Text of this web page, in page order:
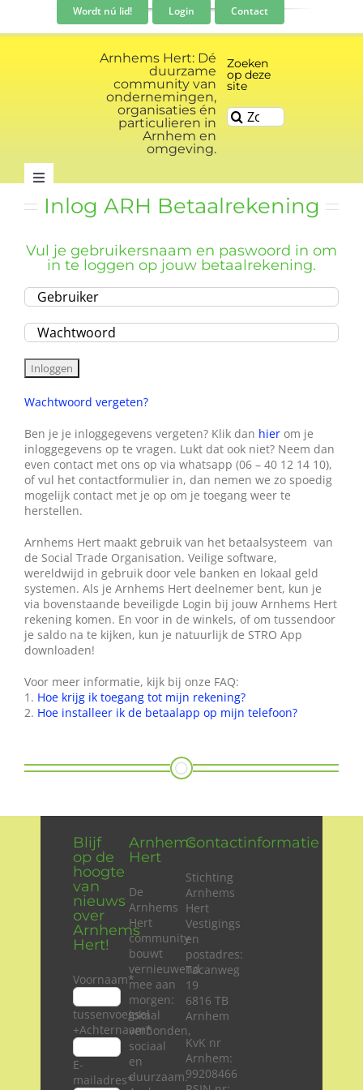
inhoud
Wordt nú lid! Login Contact
Arnhems Hert: Dé
duurzame
community van
ondernemingen,
organisaties én
particulieren in
Arnhem en
omgeving.
Zoeken
op deze
site
Zoeken
naar:
Toggle
Navigation
Community
Nieuws
Evenementen kalender
Wie zijn wij?
Diensten en produkten
Vacatures
Inlog ARH Betaalrekening
Vul je gebruikersnaam en paswoord in om
in te loggen op jouw betaalrekening.
Wachtwoord vergeten?
Ben je je inloggegevens vergeten? Klik dan hierom je
inloggegevens op te vragen. Lukt dat ook niet? Neem dan
even contact met ons op via whatsapp (06 – 40 12 14 10),
of vul het contactformulier in, dan nemen we zo spoedig
mogelijk contact met je op om je toegang weer te
herstellen.
Arnhems Hert maakt gebruik van het betaalsysteem van
de Social Trade Organisation. Veilige software,
wereldwijd in gebruik door vele banken en lokaal geld
systemen. Als je Arnhems Hert deelnemer bent, kun je
via bovenstaande beveiligde Login bij jouw Arnhems Hert
rekening komen. En voor in de winkels, of om tussendoor
je saldo na te kijken, kun je natuurlijk de STRO App
downloaden!
Voor meer informatie, kijk bij onze FAQ:
1. Hoe krijg ik toegang tot mijn rekening?
2. Hoe installeer ik de betaalapp op mijn telefoon?
Blijf
op de
hoogte
van
nieuws
over
Arnhems
Hert!
Voornaam*
tussenvoegsel
+Achternaam*
E-
mailadres*
Arnhems
Hert
De
Arnhems
Hert
community
bouwt
vernieuwend
mee aan
morgen:
lokaal
verbonden,
sociaal
en
duurzaam.
Contactinformatie
Stichting
Arnhems
Hert
Vestigings
en
postadres:
Tacanweg
19
6816 TB
Arnhem
KvK nr
Arnhem:
99208466